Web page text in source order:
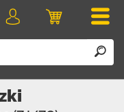
Koszyk
Logowanie